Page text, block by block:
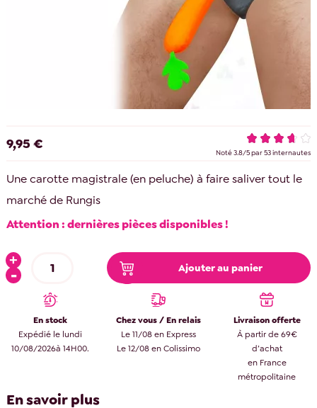
9,95 €
Noté3.8/5par53internautes
Une carotte magistrale (en peluche) à faire saliver tout le
marché de Rungis
Attention : dernières pièces disponibles !
Ajouter au panier
En stock
Expédié le lundi
10/08/2026à 14H00.
Chez vous / En relais
Le 11/08 en Express
Le 12/08 en Colissimo
Livraison offerte
À partir de 69€
d’achat
en France
métropolitaine
En savoir plus